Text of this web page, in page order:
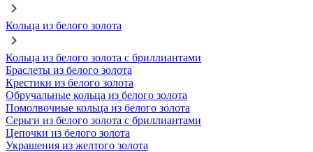
Кольца из белого золота
Кольца из белого золота с бриллиантами
Браслеты из белого золота
Крестики из белого золота
Обручальные кольца из белого золота
Помолвочные кольца из белого золота
Серьги из белого золота с бриллиантами
Цепочки из белого золота
Украшения из желтого золота